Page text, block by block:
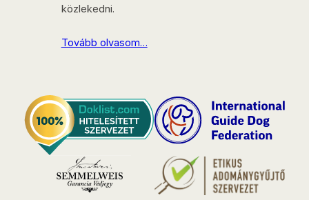
közlekedni.
Tovább olvasom…